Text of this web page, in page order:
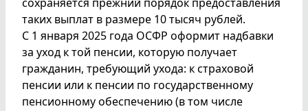
таких выплат в размере 10 тысяч рублей.
С 1 января 2025 года ОСФР оформит надбавки
за уход к той пенсии, которую получает
гражданин, требующий ухода: к страховой
пенсии или к пенсии по государственному
пенсионному обеспечению (в том числе